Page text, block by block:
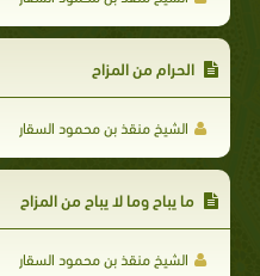
الحرام من المزاح
الشيخ منقذ بن محمود السقار
ما يباح وما لا يباح من المزاح
الشيخ منقذ بن محمود السقار